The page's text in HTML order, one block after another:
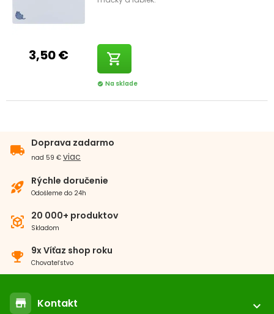
3,50 € shopping_cart
check_circle Na sklade
local_shipping
Doprava zadarmo
nad 59 € viac
rocket_launch Rýchle doručenie
Odošleme do 24h
view_in_ar 20 000+ produktov
Skladom
emoji_events 9x Víťaz shop roku
Chovateľstvo
store Kontakt
expand_more